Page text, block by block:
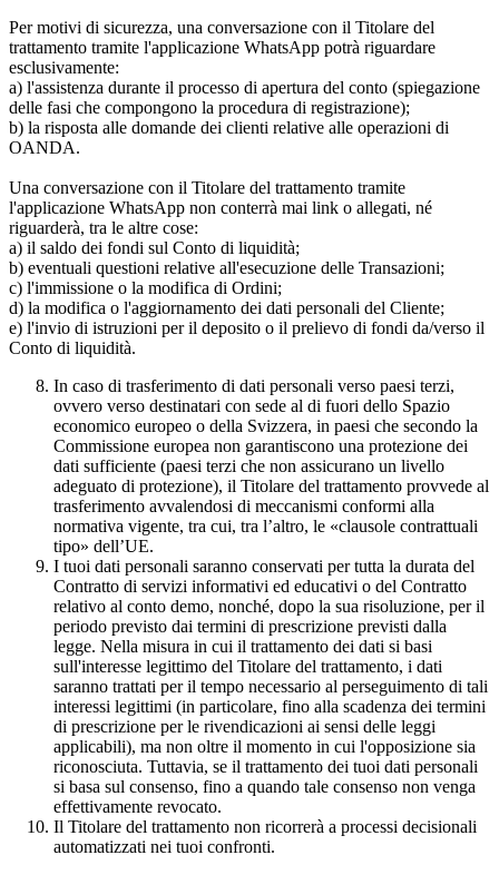
Per motivi di sicurezza, una conversazione con il Titolare del
trattamento tramite l'applicazione WhatsApp potrà riguardare
esclusivamente:
a) l'assistenza durante il processo di apertura del conto (spiegazione
delle fasi che compongono la procedura di registrazione);
b) la risposta alle domande dei clienti relative alle operazioni di
OANDA.
Una conversazione con il Titolare del trattamento tramite
l'applicazione WhatsApp non conterrà mai link o allegati, né
riguarderà, tra le altre cose:
a) il saldo dei fondi sul Conto di liquidità;
b) eventuali questioni relative all'esecuzione delle Transazioni;
c) l'immissione o la modifica di Ordini;
d) la modifica o l'aggiornamento dei dati personali del Cliente;
e) l'invio di istruzioni per il deposito o il prelievo di fondi da/verso il
Conto di liquidità.
In caso di trasferimento di dati personali verso paesi terzi,
ovvero verso destinatari con sede al di fuori dello Spazio
economico europeo o della Svizzera, in paesi che secondo la
Commissione europea non garantiscono una protezione dei
dati sufficiente (paesi terzi che non assicurano un livello
adeguato di protezione), il Titolare del trattamento provvede al
trasferimento avvalendosi di meccanismi conformi alla
normativa vigente, tra cui, tra l’altro, le «clausole contrattuali
tipo» dell’UE.
I tuoi dati personali saranno conservati per tutta la durata del
Contratto di servizi informativi ed educativi o del Contratto
relativo al conto demo, nonché, dopo la sua risoluzione, per il
periodo previsto dai termini di prescrizione previsti dalla
legge. Nella misura in cui il trattamento dei dati si basi
sull'interesse legittimo del Titolare del trattamento, i dati
saranno trattati per il tempo necessario al perseguimento di tali
interessi legittimi (in particolare, fino alla scadenza dei termini
di prescrizione per le rivendicazioni ai sensi delle leggi
applicabili), ma non oltre il momento in cui l'opposizione sia
riconosciuta. Tuttavia, se il trattamento dei tuoi dati personali
si basa sul consenso, fino a quando tale consenso non venga
effettivamente revocato.
Il Titolare del trattamento non ricorrerà a processi decisionali
automatizzati nei tuoi confronti.